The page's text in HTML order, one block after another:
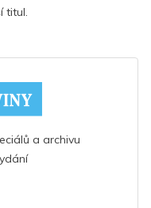
titul.
a archivu